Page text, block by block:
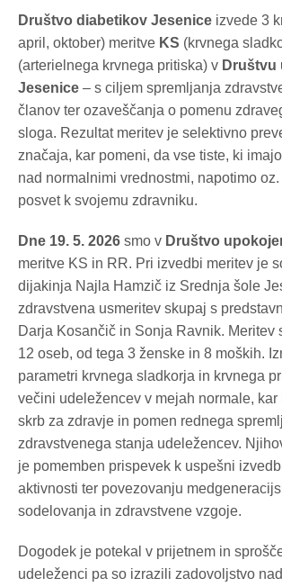
Društvo diabetikov Jesenice izvede 3
april, oktober) meritve KS (krvnega
(arterielnega krvnega pritiska) v Društvu
Jesenice – s ciljem spremljanja
članov ter ozaveščanja o pomenu
sloga. Rezultat meritev je selektivno
značaja, kar pomeni, da vse tiste, ki
nad normalnimi vrednostmi, napotimo
posvet k svojemu zdravniku.
Dne 19. 5. 2026 smo v Društvo
meritve KS in RR. Pri izvedbi meritev je
dijakinja Najla Hamzič iz Srednja šole
zdravstvena usmeritev skupaj s
Darja Kosančič in Sonja Ravnik. Meritev
12 oseb, od tega 3 ženske in 8 moških.
parametri krvnega sladkorja in krvnega
večini udeležencev v mejah normale, kar
skrb za zdravje in pomen rednega
zdravstvenega stanja udeležencev.
je pomemben prispevek k uspešni
aktivnosti ter povezovanju
sodelovanja in zdravstvene vzgoje.
Dogodek je potekal v prijetnem in
udeleženci pa so izrazili zadovoljstvo